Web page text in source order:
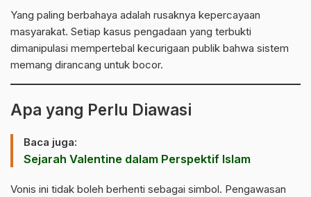
Yang paling berbahaya adalah rusaknya kepercayaan
masyarakat. Setiap kasus pengadaan yang terbukti
dimanipulasi mempertebal kecurigaan publik bahwa sistem
memang dirancang untuk bocor.
Apa yang Perlu Diawasi
Baca juga:
Sejarah Valentine dalam Perspektif Islam
Vonis ini tidak boleh berhenti sebagai simbol. Pengawasan